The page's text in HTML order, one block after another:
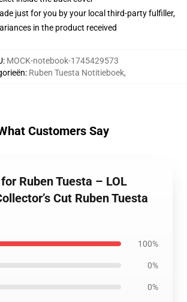
just for you by your local third-party fulfiller,
in the product received
: MOCK-notebook-1745429573
: Ruben Tuesta Notitieboek,
Customers Say
Ruben Tuesta – LOL
Cut Ruben Tuesta
100%
0%
0%